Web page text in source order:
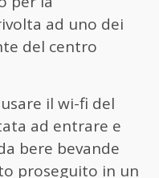
ad uno dei
del centro
il wi-fi del
ad entrare e
bere bevande
proseguito in un